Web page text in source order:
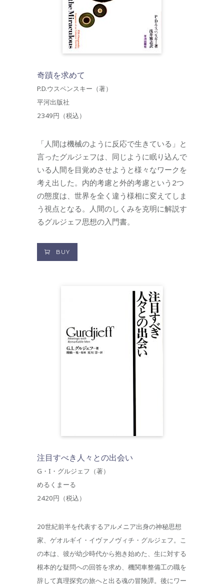
奇蹟を求めて
P.D.ウスペンスキー（著）
平河出版社
2349円（税込）
「人間は機械のように反応で生きている」と
言ったグルジェフは、同じように眠り込んで
いる人間を目覚めさせようと様々なワークを
考え出した。内的考慮と外的考慮という2つ
の態度は、世界を全く違う様相に変えてしま
う視点となる。人間のしくみを克明に解説す
るグルジェフ思想の入門書。
BUY
注目すべき人々との出会い
G・I・グルジェフ（著）
めるくまーる
2420円（税込）
20世紀前半を代表するアルメニア出身の神秘思想
家、ゲオルギイ・イヴァノヴィチ・グルジェフ。こ
の本は、彼が幼少時代から抱き始めた、生に対する
根本的な疑問への回答を求め、機関車整備工の職を
辞して真理探究の旅へと出る魂の冒険譚。後にワー